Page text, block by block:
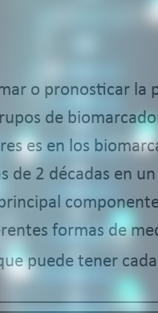
o pronosticar la
de
es en los
de 2 décadas en
formas de
puede tener